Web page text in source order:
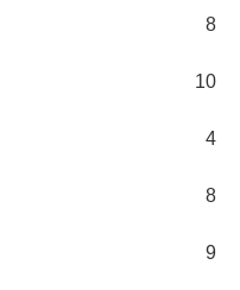
8
10
4
8
9